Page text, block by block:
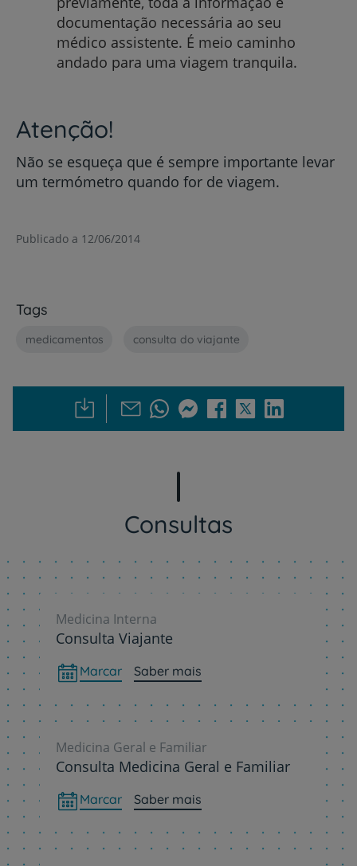
documentação necessária ao seu
médico assistente. É meio caminho
andado para uma viagem tranquila.
Atenção!
Não se esqueça que é sempre importante levar
um termómetro quando for de viagem.
Publicado a 12/06/2014
Tags
medicamentos consulta do viajante
Consultas
Medicina Interna
Consulta Viajante
Marcar Saber mais
Medicina Geral e Familiar
Consulta Medicina Geral e Familiar
Marcar Saber mais